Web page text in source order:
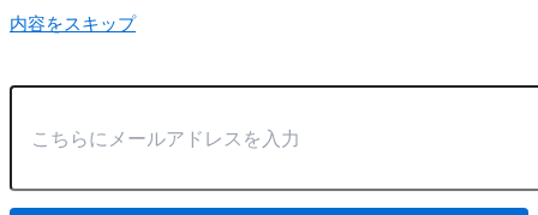
内容をスキップ